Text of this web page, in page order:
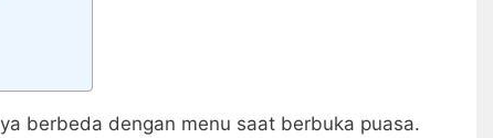
berbeda dengan menu saat berbuka puasa.